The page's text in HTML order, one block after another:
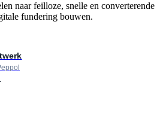
naar feilloze, snelle en converterende
fundering bouwen.